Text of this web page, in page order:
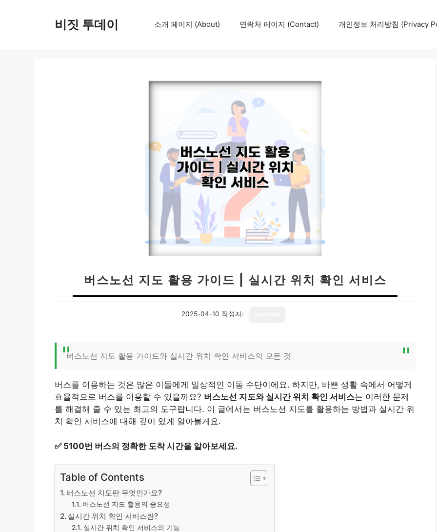
비짓 투데이 소개 페이지 (About) 연락처 페이지 (Contact) 개인정보 처리방침 (Privacy
버스노선 지도 활용 가이드 | 실시간 위치 확인 서비스
2025-04-10 작성자:
버스노선 지도 활용 가이드와 실시간 위치 확인 서비스의 모든 것
버스를 이용하는 것은 많은 이들에게 일상적인 이동 수단이에요. 하지만, 바쁜 생활 속에서 어떻게
효율적으로 버스를 이용할 수 있을까요? 버스노선 지도와 실시간 위치 확인 서비스는 이러한 문제
를 해결해 줄 수 있는 최고의 도구랍니다. 이 글에서는 버스노선 지도를 활용하는 방법과 실시간 위
치 확인 서비스에 대해 깊이 있게 알아볼게요.
✅ 5100번 버스의 정확한 도착 시간을 알아보세요.
Table of Contents
버스노선 지도란 무엇인가요?
버스노선 지도 활용의 중요성
실시간 위치 확인 서비스란?
실시간 위치 확인 서비스의 기능